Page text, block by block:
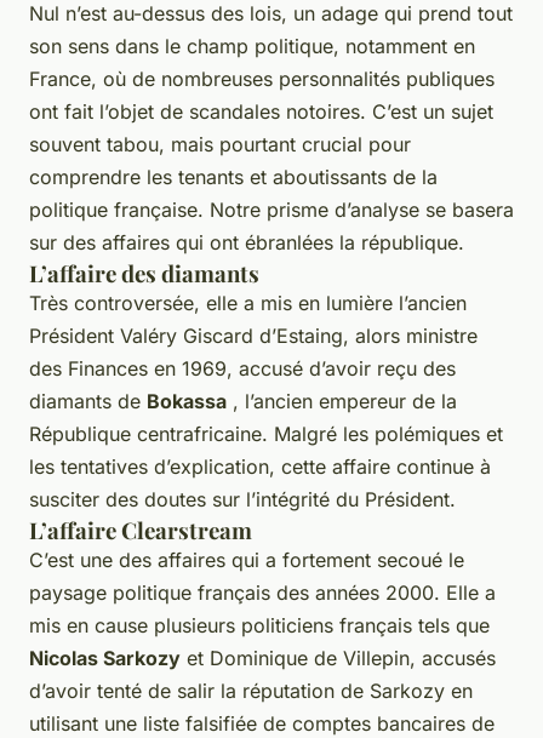
Nul n’est au-dessus des lois, un adage qui prend tout
son sens dans le champ politique, notamment en
France, où de nombreuses personnalités publiques
ont fait l’objet de scandales notoires. C’est un sujet
souvent tabou, mais pourtant crucial pour
comprendre les tenants et aboutissants de la
politique française. Notre prisme d’analyse se basera
sur des affaires qui ont ébranlées la république.
L’affaire des diamants
Très controversée, elle a mis en lumière l’ancien
Président Valéry Giscard d’Estaing, alors ministre
des Finances en 1969, accusé d’avoir reçu des
diamants de Bokassa , l’ancien empereur de la
République centrafricaine. Malgré les polémiques et
les tentatives d’explication, cette affaire continue à
susciter des doutes sur l’intégrité du Président.
L’affaire Clearstream
C’est une des affaires qui a fortement secoué le
paysage politique français des années 2000. Elle a
mis en cause plusieurs politiciens français tels que
Nicolas Sarkozy et Dominique de Villepin, accusés
d’avoir tenté de salir la réputation de Sarkozy en
utilisant une liste falsifiée de comptes bancaires de